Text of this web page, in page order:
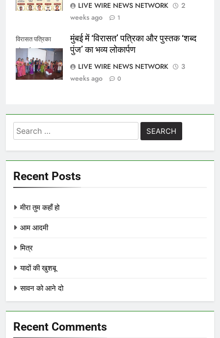
LIVE WIRE NEWS NETWORK
2
weeks ago
1
विरासत पत्रिका
लोकार्पण
मुंबई में ‘विरासत’ पत्रिका और पुस्तक ‘शब्द
पुंज’ का भव्य लोकार्पण
LIVE WIRE NEWS NETWORK
3
weeks ago
0
Search
for:
Recent Posts
मीरा तुम कहाँ हो
आम आदमी
मित्र
यादों की खुशबू
सावन को आने दो
Recent Comments